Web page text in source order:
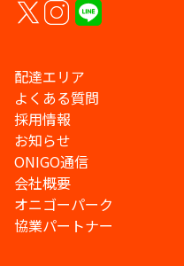
配達エリア
よくある質問
採用情報
お知らせ
ONIGO通信
会社概要
オニゴーパーク
協業パートナー